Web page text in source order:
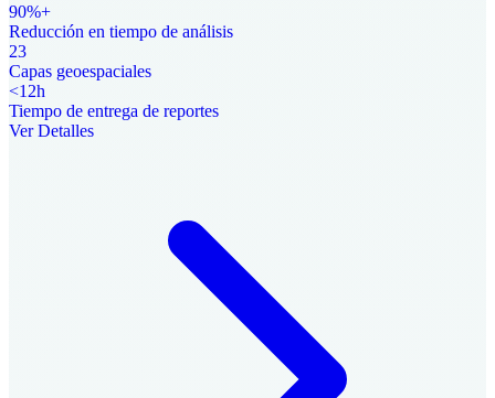
90%+
Reducción en tiempo de análisis
23
Capas geoespaciales
<12h
Tiempo de entrega de reportes
Ver Detalles